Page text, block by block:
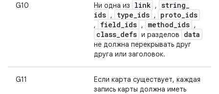
G10 Ни одна из link , string_
ids , type_ids , proto_ids
, field_ids , method_ids ,
class_defs и разделов data
не должна перекрывать друг
друга или заголовок.
G11
Если карта существует, каждая
запись карты должна иметь